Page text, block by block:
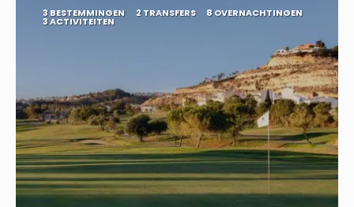
3 BESTEMMINGEN 2 TRANSFERS 8 OVERNACHTINGEN
3 ACTIVITEITEN